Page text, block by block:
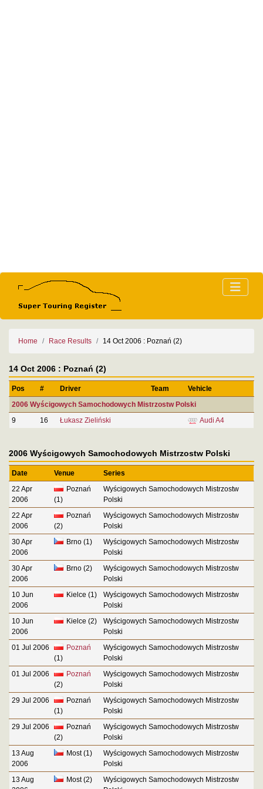
Home Race Results 14 Oct 2006 : Poznań (2)
14 Oct 2006 : Poznań (2)
Pos # Driver Team
Vehicle
2006 Wyścigowych Samochodowych Mistrzostw Polski
9
16 Łukasz Zieliński Audi A4
2006 Wyścigowych Samochodowych Mistrzostw Polski
Date Venue
Series
22 Apr
2006
Poznań
(1)
Wyścigowych Samochodowych Mistrzostw
Polski
22 Apr
2006
Poznań
(2)
Wyścigowych Samochodowych Mistrzostw
Polski
30 Apr
2006
Brno (1)
Wyścigowych Samochodowych Mistrzostw
Polski
30 Apr
2006
Brno (2)
Wyścigowych Samochodowych Mistrzostw
Polski
10 Jun
2006
Kielce (1)
Wyścigowych Samochodowych Mistrzostw
Polski
10 Jun
2006
Kielce (2)
Wyścigowych Samochodowych Mistrzostw
Polski
01 Jul 2006
Poznań
(1)
Wyścigowych Samochodowych Mistrzostw
Polski
01 Jul 2006
Poznań
(2)
Wyścigowych Samochodowych Mistrzostw
Polski
29 Jul 2006
Poznań
(1)
Wyścigowych Samochodowych Mistrzostw
Polski
29 Jul 2006
Poznań
(2)
Wyścigowych Samochodowych Mistrzostw
Polski
13 Aug
2006
Most (1)
Wyścigowych Samochodowych Mistrzostw
Polski
13 Aug
Most (2)
Wyścigowych Samochodowych Mistrzostw